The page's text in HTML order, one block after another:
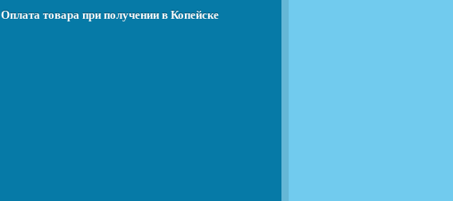
Оплата товара при получении в Копейске